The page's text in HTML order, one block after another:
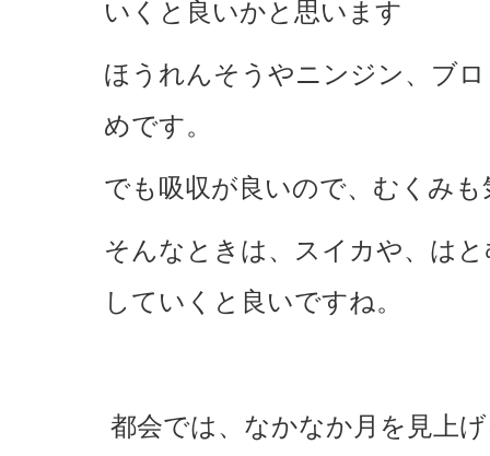
いくと良いかと思います
ほうれんそうやニンジン、ブ
めです。
でも吸収が良いので、むくみ
そんなときは、スイカや、は
していくと良いですね。
都会では、なかなか月を見上